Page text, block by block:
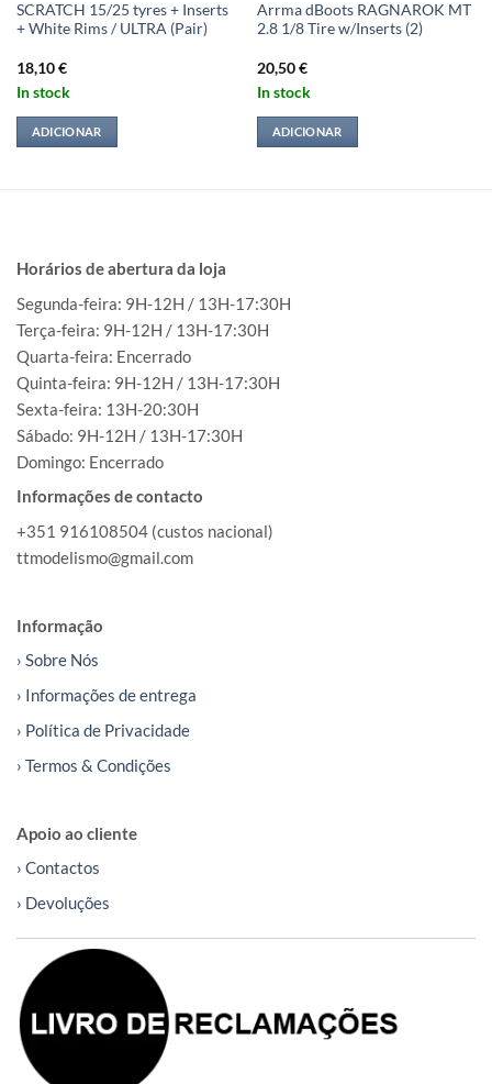
SCRATCH 15/25 tyres + Inserts
+ White Rims / ULTRA (Pair)
18,10€
In stock
ADICIONAR
Arrma dBoots RAGNAROK MT
2.8 1/8 Tire w/Inserts (2)
20,50€
In stock
ADICIONAR
Horários de abertura da loja
Segunda-feira: 9H-12H / 13H-17:30H
Terça-feira: 9H-12H / 13H-17:30H
Quarta-feira: Encerrado
Quinta-feira: 9H-12H / 13H-17:30H
Sexta-feira: 13H-20:30H
Sábado: 9H-12H / 13H-17:30H
Domingo: Encerrado
Informações de contacto
+351 916108504 (custos nacional)
ttmodelismo@gmail.com
Informação
› Sobre Nós
› Informações de entrega
› Política de Privacidade
› Termos & Condições
Apoio ao cliente
› Contactos
› Devoluções